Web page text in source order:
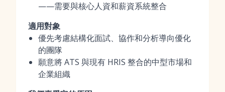
——需要與核心人資和薪資系統整合
適用對象
優先考慮結構化面試、協作和分析導向優化
的團隊
願意將 ATS 與現有 HRIS 整合的中型市場和
企業組織